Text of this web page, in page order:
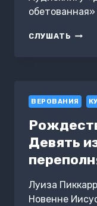
СЛУШАТЬ
ВЕРОВАНИЯ
Девять
Луиза
Новенне